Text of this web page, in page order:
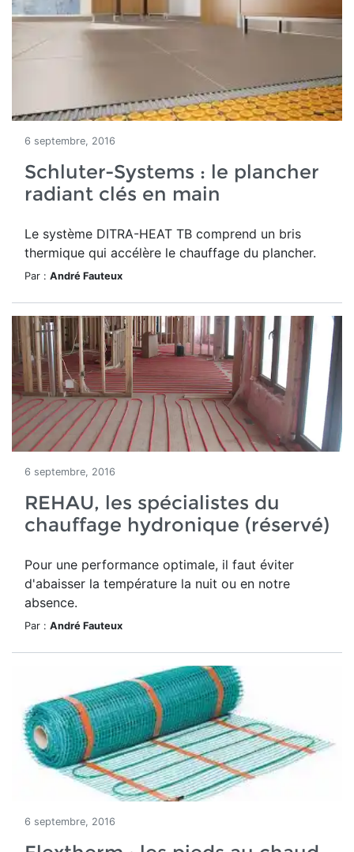
6 septembre, 2016
Schluter-Systems : le plancher
radiant clés en main
Le système DITRA-HEAT TB comprend un bris
thermique qui accélère le chauffage du plancher.
Par : André Fauteux
6 septembre, 2016
REHAU, les spécialistes du
chauffage hydronique (réservé)
Pour une performance optimale, il faut éviter
d'abaisser la température la nuit ou en notre
absence.
Par : André Fauteux
6 septembre, 2016